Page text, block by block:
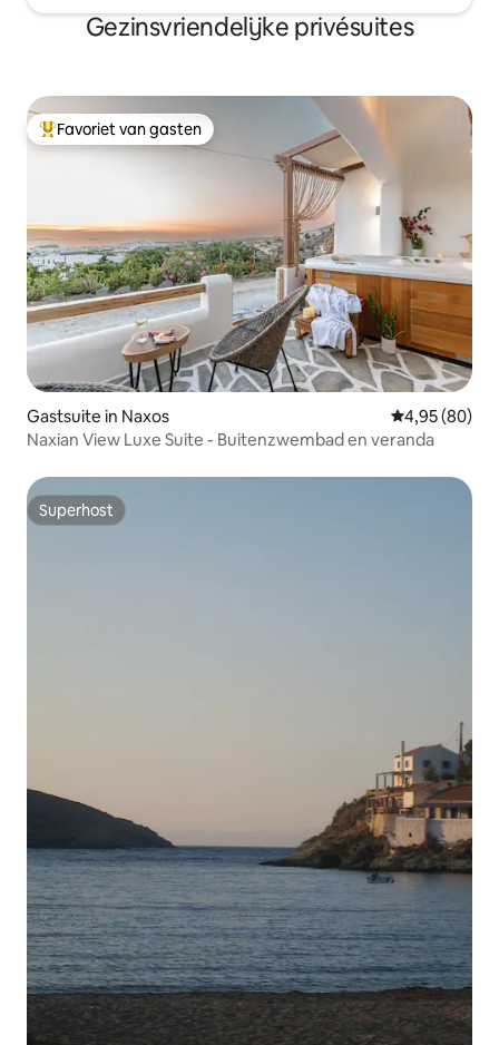
Gezinsvriendelijke privésuites
Topfavoriet van gasten
Favoriet van gasten
Gastsuite in Naxos Gemiddelde
4,95 (80)
Naxian View Luxe Suite - Buitenzwembad en veranda
Superhost
Superhost